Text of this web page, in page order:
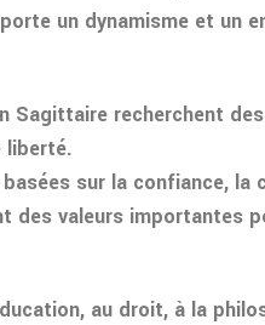
un dynamisme et un
Sagittaire recherchent
liberté.
sur la confiance,
des valeurs importantes
au droit, à la